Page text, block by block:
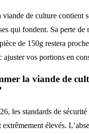
de culture contient
qui fondent. Sa perte de
de 150g restera
vos portions en
la viande de
les standards de
élevés.